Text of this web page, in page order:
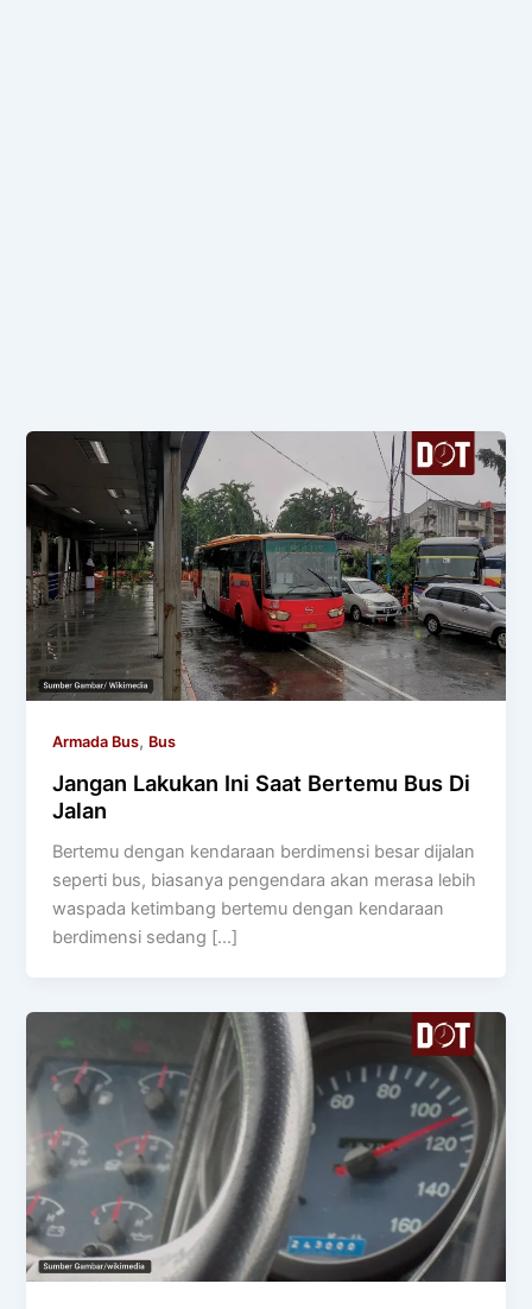
Armada Bus, Bus
Jangan Lakukan Ini Saat Bertemu Bus Di
Jalan
Bertemu dengan kendaraan berdimensi besar dijalan
seperti bus, biasanya pengendara akan merasa lebih
waspada ketimbang bertemu dengan kendaraan
berdimensi sedang […]